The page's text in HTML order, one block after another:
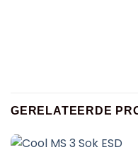
GERELATEERDE